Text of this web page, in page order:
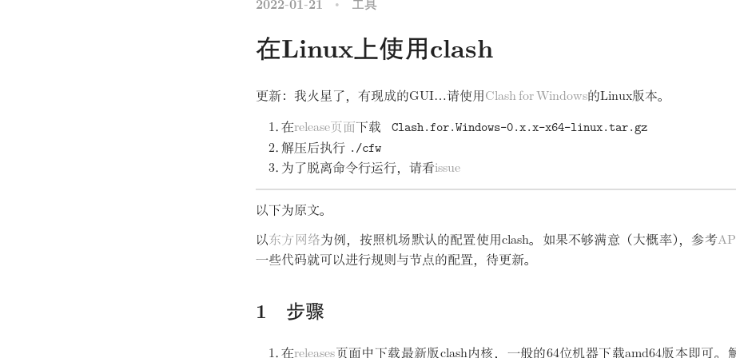
2022-01-21 工具
在Linux上使用clash
更新 ： 我火星了 有现成的GUI…请使用 Clash for Windows的Linux版本。
在release页面下载 Clash.for.Windows-0.x.x-x64-linux.tar.gz
解压后执行 ./cfw
为了脱离命令行运行 请看issue
以下为原文。
以东方网络为例 ， 按照机场默认的配置使用clash。 如果不够满意 （ 大概率），参考
一些代码就可以进行规则与节点的配置， 待更新。
步骤
在releases 页面中下载最新版clash内核， 一般的64位机器下载amd64版本即可 。